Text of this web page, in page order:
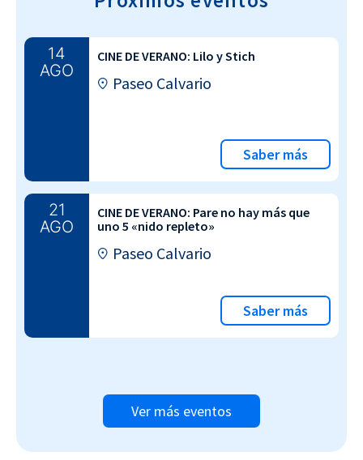
14
AGO
CINE DE VERANO: Lilo y Stich
Paseo Calvario
Saber más
21
AGO
CINE DE VERANO: Pare no hay más que
uno 5 «nido repleto»
Paseo Calvario
Saber más
Ver más eventos